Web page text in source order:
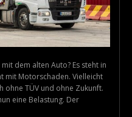
dem alten Auto? Es steht in
mit Motorschaden. Vielleicht
ohne TÜV und ohne Zukunft.
eine Belastung. Der